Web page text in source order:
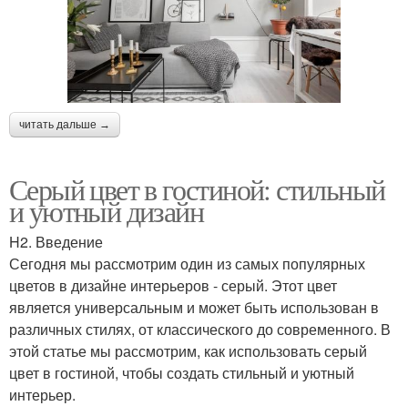
читать дальше →
Серый цвет в гостиной: стильный
и уютный дизайн
H2. Введение
Сегодня мы рассмотрим один из самых популярных
цветов в дизайне интерьеров - серый. Этот цвет
является универсальным и может быть использован в
различных стилях, от классического до современного. В
этой статье мы рассмотрим, как использовать серый
цвет в гостиной, чтобы создать стильный и уютный
интерьер.